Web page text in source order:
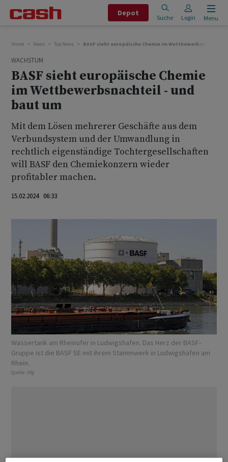
Depot
Suche Login Menu
Home News Top News BASF sieht europäische Chemie im Wettbewerbsnachteil -
WACHSTUM
BASF sieht europäische Chemie
im Wettbewerbsnachteil - und
baut um
Mit dem Lösen mehrerer Geschäfte aus dem
Verbundsystem und der Umwandlung in
rechtlich eigenständige Tochtergesellschaften
will BASF den Chemiekonzern wieder
profitabler machen.
15.02.2024 06:33
Wassertank am Rheinufer in Ludwigshafen. Das Herz der BASF-
Gruppe ist die BASF SE mit ihrem Stammwerk in Ludwigshafen am
Rhein.
Quelle: zVg